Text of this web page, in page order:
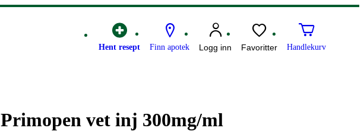
Hent resept Finn apotek Logg inn Favoritter Handlekurv
Merke:
Primopen vet inj 300mg/ml